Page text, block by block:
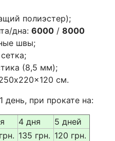
полиэстер);
дна: 6000 / 8000
швы;
(8,5 мм);
см.
день, при прокате на:
4 дня
5 дней
135 грн. 120 грн.